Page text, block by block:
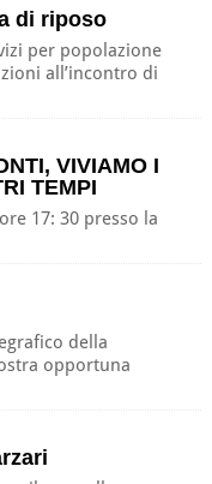
di riposo
per popolazione
all’incontro di
VIVIAMO I
TEMPI
17: 30 presso la
della
opportuna